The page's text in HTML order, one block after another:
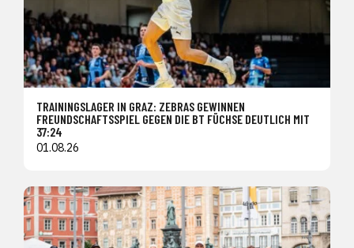
TRAININGSLAGER IN GRAZ: ZEBRAS GEWINNEN
FREUNDSCHAFTSSPIEL GEGEN DIE BT FÜCHSE DEUTLICH MIT
37:24
01.08.26